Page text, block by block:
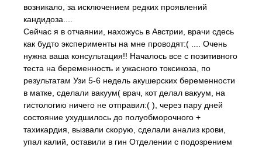
возникало, за исключением редких проявлений
кандидоза....
Сейчас я в отчаянии, нахожусь в Австрии, врачи сдесь
как будто эксперименты на мне проводят:( .... Очень
нужна ваша консультация!! Началось все с позитивного
теста на беременность и ужасного токсикоза, по
результатам Узи 5-6 недель акушерских беременности
в матке, сделали вакуум( врач, кот делал вакуум, на
гистологию ничего не отправил:( ), через пару дней
состояние ухудшилось до полуобморочного +
тахикардия, вызвали скорую, сделали анализ крови,
упал калий, оставили в гин Отделении с подозрением